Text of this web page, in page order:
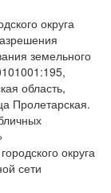
округа
земельного
область,
Пролетарская.
округа
сети